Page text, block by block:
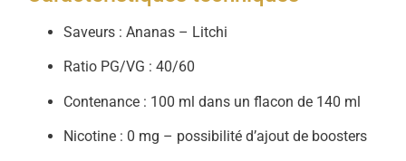
Saveurs : Ananas – Litchi
Ratio PG/VG : 40/60
Contenance : 100 ml dans un flacon de 140 ml
Nicotine : 0 mg – possibilité d’ajout de boosters